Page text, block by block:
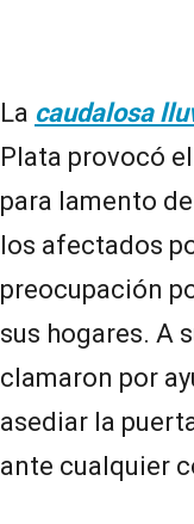
La caudalosa
Plata provocó
para lamento
los afectados
preocupación
sus hogares. A
clamaron por
asediar la
ante cualquier